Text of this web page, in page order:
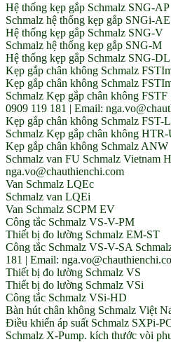
Hệ thống kẹp gắp Schmalz SNG-AP
Schmalz hệ thống kẹp gắp SNGi-AE
Hệ thống kẹp gắp Schmalz SNG-V
Schmalz hệ thống kẹp gắp SNG-M
Hệ thống kẹp gắp Schmalz SNG-DL
Kẹp gắp chân không Schmalz
Kẹp gắp chân không Schmalz
Schmalz Kẹp gắp chân không
0909 119 181 | Email:
Kẹp gắp chân không Schmalz
Schmalz Kẹp gắp chân không
Kẹp gắp chân không Schmalz ANW
Schmalz van FU Schmalz Vietnam
nga.vo@chauthienchi.com
Van Schmalz LQEc
Schmalz van LQEi
Van Schmalz SCPM EV
Công tắc Schmalz VS-V-PM
Thiết bị đo lường Schmalz EM-ST
Công tắc Schmalz VS-V-SA
181 | Email:
Thiết bị đo lường Schmalz VS
Thiết bị đo lường Schmalz VSi
Công tắc Schmalz VSi-HD
Bàn hút chân không Schmalz Việt
Điều khiển áp suất Schmalz SXPi-
Schmalz X-Pump. kích thước vòi